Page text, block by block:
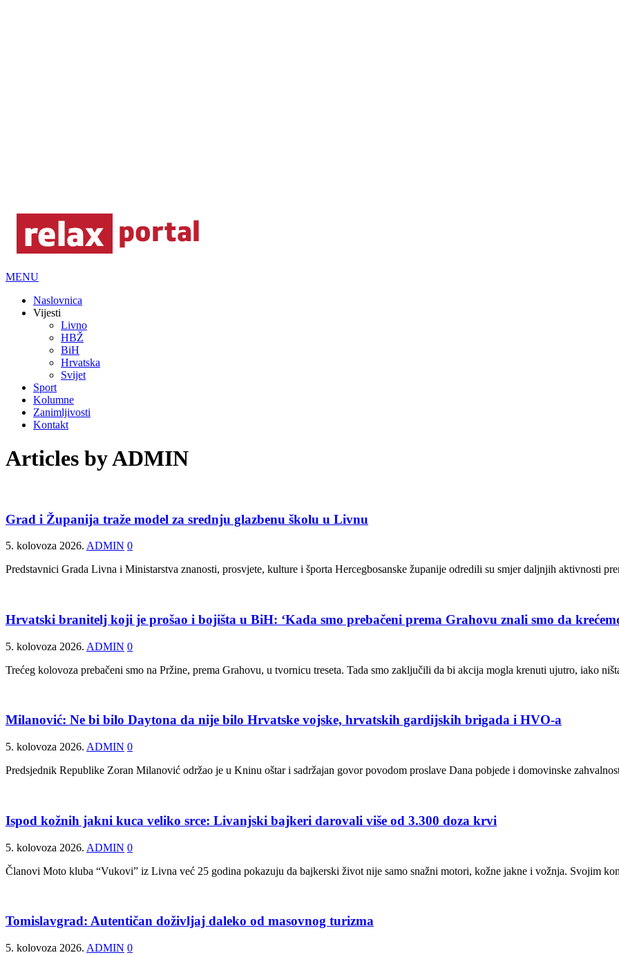
MENU
Naslovnica
Vijesti
Livno
HBŽ
BiH
Hrvatska
Svijet
Sport
Kolumne
Zanimljivosti
Kontakt
Articles byADMIN
Grad i Županija traže model za srednju glazbenu školu u Livnu
5. kolovoza 2026. ADMIN 0
Predstavnici Grada Livna i Ministarstva znanosti, prosvjete, kulture i športa Hercegbosanske županije odredili su smjer daljnjih aktivnosti
Hrvatski branitelj koji je prošao i bojišta u BiH: ‘Kada smo prebačeni prema Grahovu znali smo da
5. kolovoza 2026. ADMIN 0
Trećeg kolovoza prebačeni smo na Pržine, prema Grahovu, u tvornicu treseta. Tada smo zaključili da bi akcija mogla krenuti ujutro, iako
Milanović: Ne bi bilo Daytona da nije bilo Hrvatske vojske, hrvatskih gardijskih brigada i HVO-a
5. kolovoza 2026. ADMIN 0
Predsjednik Republike Zoran Milanović održao je u Kninu oštar i sadržajan govor povodom proslave Dana pobjede i domovinske
Ispod kožnih jakni kuca veliko srce: Livanjski bajkeri darovali više od 3.300 doza krvi
5. kolovoza 2026. ADMIN 0
Članovi Moto kluba “Vukovi” iz Livna već 25 godina pokazuju da bajkerski život nije samo snažni motori, kožne jakne i vožnja. Svojim
Tomislavgrad: Autentičan doživljaj daleko od masovnog turizma
5. kolovoza 2026. ADMIN 0